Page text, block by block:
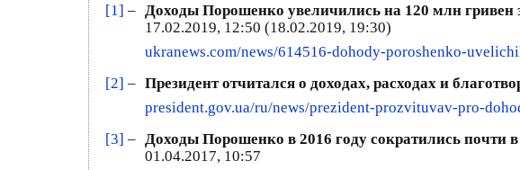
[1] – Доходы Порошенко увеличились на 120 млн гривен
17.02.2019, 12:50 (18.02.2019, 19:30)
ukranews.com/news/614516-dohody-poroshenko-
[2] – Президент отчитался о доходах, расходах и
president.gov.ua/ru/news/prezident-prozvituvav-pro-
[3] – Доходы Порошенко в 2016 году сократились
01.04.2017, 10:57